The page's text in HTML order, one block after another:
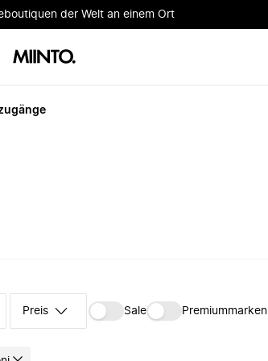
der Welt an einem Ort
Preis Sale Premiummarken